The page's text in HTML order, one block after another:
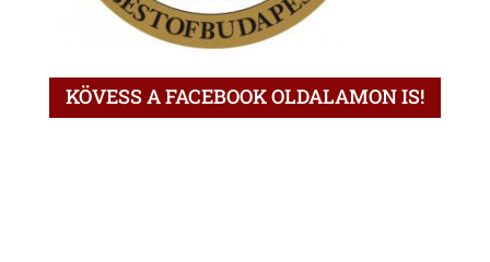
KÖVESS A FACEBOOK OLDALAMON IS!